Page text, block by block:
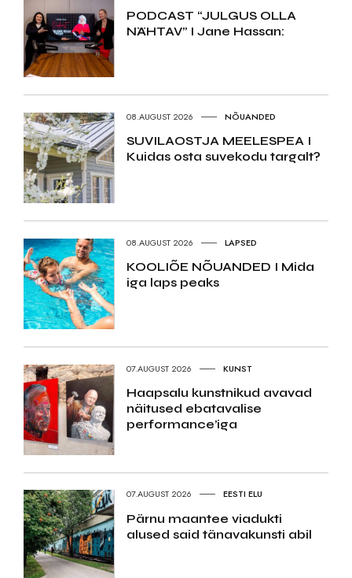
PODCAST “JULGUS OLLA
NÄHTAV” I Jane Hassan:
08.AUGUST 2026 NÕUANDED
SUVILAOSTJA MEELESPEA I
Kuidas osta suvekodu targalt?
08.AUGUST 2026 LAPSED
KOOLIÕE NÕUANDED I Mida
iga laps peaks
07.AUGUST 2026 KUNST
Haapsalu kunstnikud avavad
näitused ebatavalise
performance’iga
07.AUGUST 2026 EESTI ELU
Pärnu maantee viadukti
alused said tänavakunsti abil